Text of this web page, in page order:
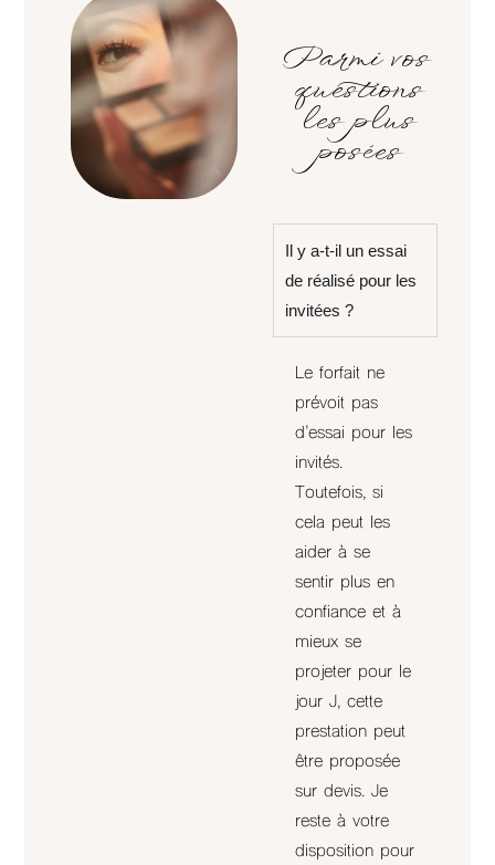
Parmi vos
questions
les plus
posées
Il y a-t-il un essai
de réalisé pour les
invitées ?
Le forfait ne
prévoit pas
d’essai pour les
invités.
Toutefois, si
cela peut les
aider à se
sentir plus en
confiance et à
mieux se
projeter pour le
jour J, cette
prestation peut
être proposée
sur devis. Je
reste à votre
disposition pour